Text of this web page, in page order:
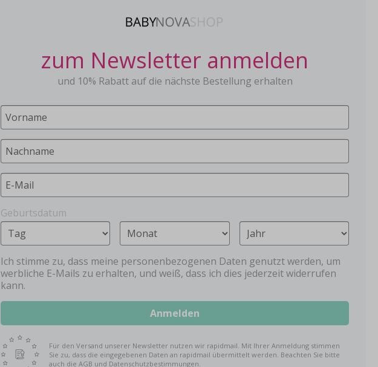
zum Newsletter anmelden
und 10% Rabatt auf die nächste Bestellung erhalten
Geburtsdatum
Ich stimme zu, dass meine personenbezogenen Daten genutzt werden, um
werbliche E-Mails zu erhalten, und weiß, dass ich dies jederzeit widerrufen
kann.
Anmelden
Für den Versand unserer Newsletter nutzen wir rapidmail. Mit Ihrer Anmeldung stimmen
Sie zu, dass die eingegebenen Daten an rapidmail übermittelt werden. Beachten Sie bitte
auch die AGB und Datenschutzbestimmungen.